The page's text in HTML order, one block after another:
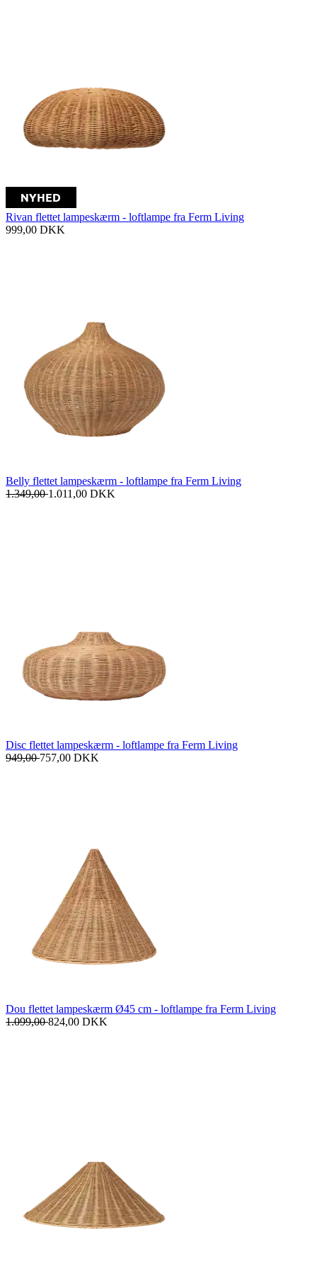
Rivan flettet lampeskærm - loftlampe fra Ferm Living
999,00 DKK
Belly flettet lampeskærm - loftlampe fra Ferm Living
1.349,001.011,00 DKK
Disc flettet lampeskærm - loftlampe fra Ferm Living
949,00757,00 DKK
Dou flettet lampeskærm Ø45 cm - loftlampe fra Ferm Living
1.099,00824,00 DKK